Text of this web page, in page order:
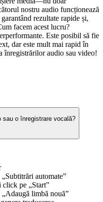
nostru audio funcționează
rezultate rapide și,
facem acest lucru?
Este posibil să fie
dar este mult mai rapid în
înregistrărilor audio sau video!
sau o înregistrare vocală?
automate”
click pe „Start”
limbă nouă”